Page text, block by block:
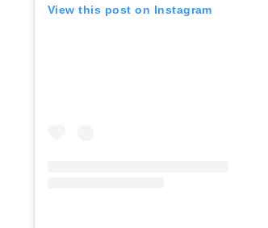
View this post on Instagram